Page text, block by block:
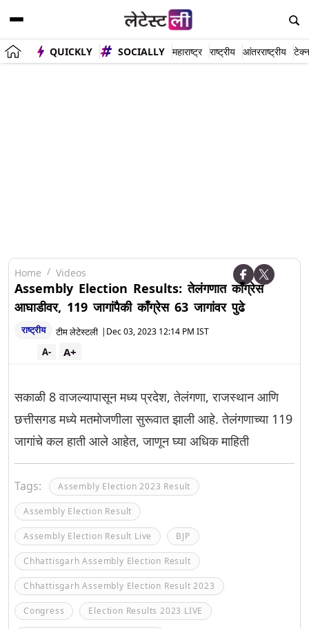
QUICKLY SOCIALLY महाराष्ट्र राष्ट्रीय आंतरराष्ट्रीय
Home Videos
Assembly Election Results: तेलंगणात काँग्रेस
आघाडीवर, 119 जागांपैकी काँग्रेस 63 जागांवर पुढे
राष्ट्रीय टीम लेटेस्टली | Dec 03, 2023 12:14 PM IST
A+
A-
सकाळी 8 वाजल्यापासून मध्य प्रदेश, तेलंगणा, राजस्थान आणि
छत्तीसगड मध्ये मतमोजणीला सुरूवात झाली आहे. तेलंगणाच्या 119
जागांचे कल हाती आले आहेत, जाणून घ्या अधिक माहिती
Tags: Assembly Election 2023 Result
Assembly Election Result
Assembly Election Result Live BJP
Chhattisgarh Assembly Election Result
Chhattisgarh Assembly Election Result 2023
Congress Election Results 2023 LIVE